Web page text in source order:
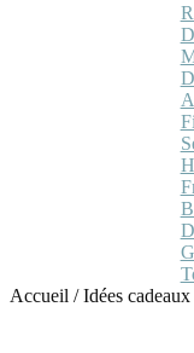
Accueil /Idées cadeaux